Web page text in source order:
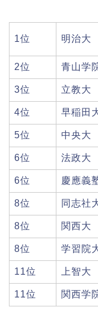
1位 明治大
2位 青山学
3位 立教大
4位 早稲田
5位 中央大
6位 法政大
6位 慶應義
8位 同志社
8位 関西大
8位 学習院
11位 上智大
11位 関西学